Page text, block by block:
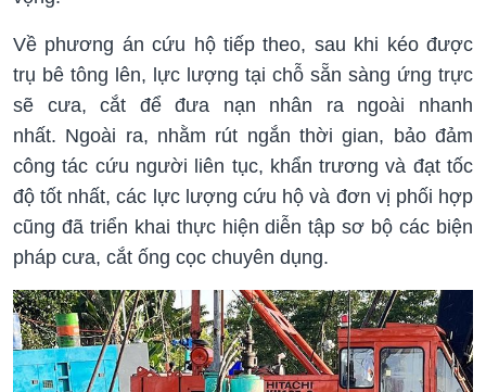
Về phương án cứu hộ tiếp theo, sau khi kéo được
trụ bê tông lên, lực lượng tại chỗ sẵn sàng ứng trực
sẽ cưa, cắt để đưa nạn nhân ra ngoài nhanh
nhất. Ngoài ra, nhằm rút ngắn thời gian, bảo đảm
công tác cứu người liên tục, khẩn trương và đạt tốc
độ tốt nhất, các lực lượng cứu hộ và đơn vị phối hợp
cũng đã triển khai thực hiện diễn tập sơ bộ các biện
pháp cưa, cắt ống cọc chuyên dụng.